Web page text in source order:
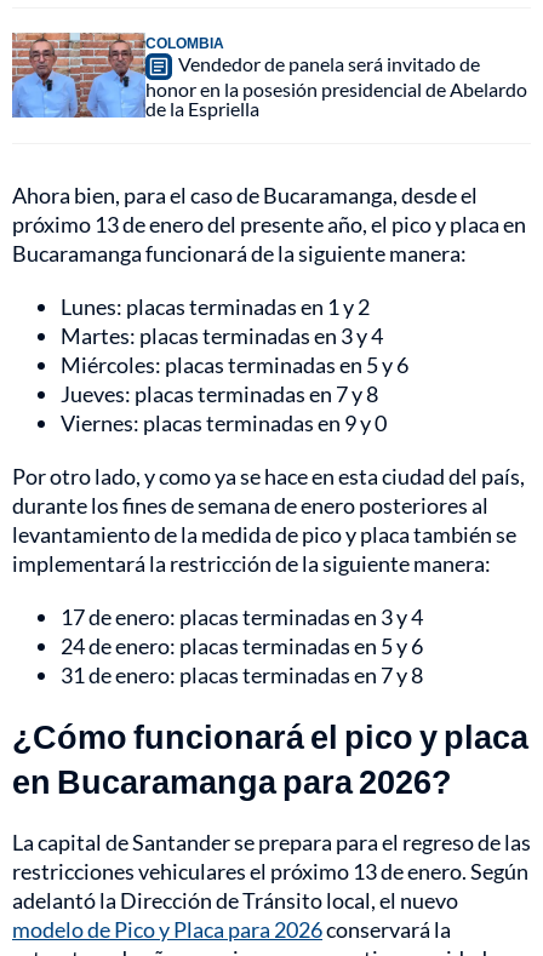
COLOMBIA
Vendedor de panela será invitado de
honor en la posesión presidencial de Abelardo
de la Espriella
Ahora bien, para el caso de Bucaramanga, desde el
próximo 13 de enero del presente año, el pico y placa en
Bucaramanga funcionará de la siguiente manera:
Lunes: placas terminadas en 1 y 2
Martes: placas terminadas en 3 y 4
Miércoles: placas terminadas en 5 y 6
Jueves: placas terminadas en 7 y 8
Viernes: placas terminadas en 9 y 0
Por otro lado, y como ya se hace en esta ciudad del país,
durante los fines de semana de enero posteriores al
levantamiento de la medida de pico y placa también se
implementará la restricción de la siguiente manera:
17 de enero: placas terminadas en 3 y 4
24 de enero: placas terminadas en 5 y 6
31 de enero: placas terminadas en 7 y 8
¿Cómo funcionará el pico y placa
en Bucaramanga para 2026?
La capital de Santander se prepara para el regreso de las
restricciones vehiculares el próximo 13 de enero. Según
adelantó la Dirección de Tránsito local, el nuevo
modelo de Pico y Placa para 2026conservará la